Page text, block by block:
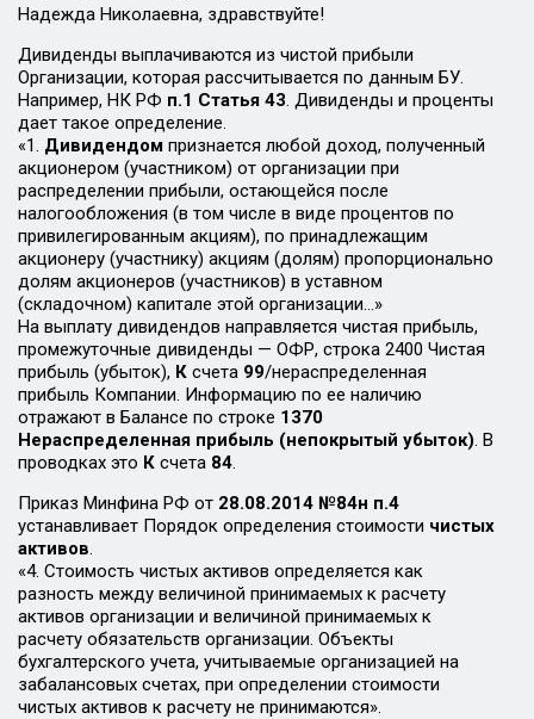
Надежда Николаевна, здравствуйте!
Дивиденды выплачиваются из чистой прибыли
Организации, которая рассчитывается по данным БУ.
Например, НК РФ п.1 Статья 43. Дивиденды и проценты
дает такое определение.
«1. Дивидендом признается любой доход, полученный
акционером (участником) от организации при
распределении прибыли, остающейся после
налогообложения (в том числе в виде процентов по
привилегированным акциям), по принадлежащим
акционеру (участнику) акциям (долям) пропорционально
долям акционеров (участников) в уставном
(складочном) капитале этой организации…»
На выплату дивидендов направляется чистая прибыль,
промежуточные дивиденды — ОФР, строка 2400 Чистая
прибыль (убыток), К счета 99/нераспределенная
прибыль Компании. Информацию по ее наличию
отражают в Балансе по строке 1370
Нераспределенная прибыль (непокрытый убыток). В
проводках это К счета 84.
Приказ Минфина РФ от 28.08.2014 №84н п.4
устанавливает Порядок определения стоимости чистых
активов.
«4. Стоимость чистых активов определяется как
разность между величиной принимаемых к расчету
активов организации и величиной принимаемых к
расчету обязательств организации. Объекты
бухгалтерского учета, учитываемые организацией на
забалансовых счетах, при определении стоимости
чистых активов к расчету не принимаются».